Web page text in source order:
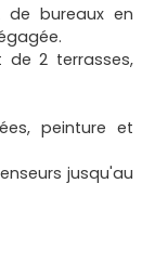
bureaux en
de 2 terrasses,
peinture et
jusqu'au